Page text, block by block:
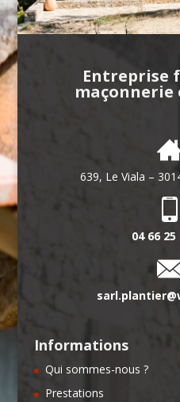
Entreprise
maçonnerie
639, Le Viala –
04 66 25
Informations
Qui sommes-nous ?
Prestations